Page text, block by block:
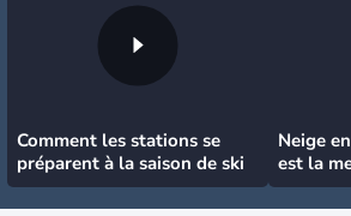
Comment les stations se
préparent à la saison de ski
Neige
est la